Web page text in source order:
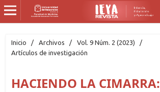
Inicio / Archivos / Vol. 9 Núm. 2 (2023)
/
Artículos de investigación
HACIENDO LA CIMARRA: